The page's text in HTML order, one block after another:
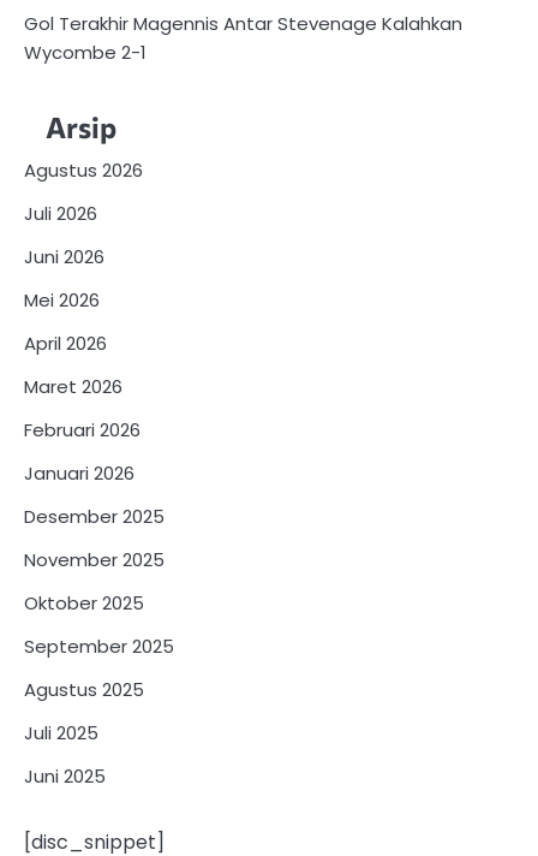
Gol Terakhir Magennis Antar Stevenage Kalahkan
Wycombe 2-1
Arsip
Agustus 2026
Juli 2026
Juni 2026
Mei 2026
April 2026
Maret 2026
Februari 2026
Januari 2026
Desember 2025
November 2025
Oktober 2025
September 2025
Agustus 2025
Juli 2025
Juni 2025
[disc_snippet]